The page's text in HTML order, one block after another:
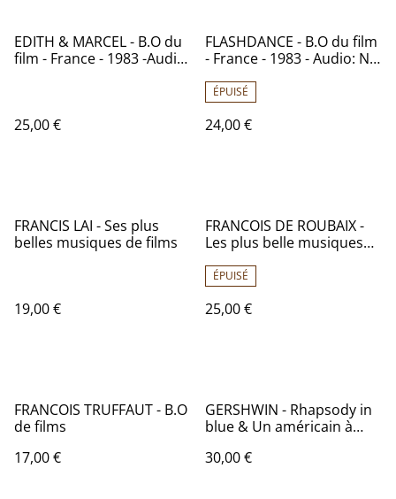
EDITH & MARCEL - B.O du
film - France - 1983 -Audio:
25,00 €
FLASHDANCE - B.O du film
- France - 1983 - Audio: NM
492
ÉPUISÉ
24,00 €
FRANCIS LAI - Ses plus
belles musiques de films
19,00 €
FRANCOIS DE ROUBAIX -
Les plus belle musiques
Audio: NM - BARCLAY XBLY
900 502
ÉPUISÉ
25,00 €
FRANCOIS TRUFFAUT - B.O
de films
17,00 €
GERSHWIN - Rhapsody in
blue & Un américain à
Audio: NM - VEGA 16.071
30,00 €